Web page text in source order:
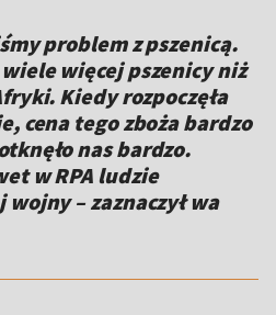
problem z pszenicą.
więcej pszenicy niż
Kiedy rozpoczęła
cena tego zboża bardzo
nas bardzo.
w RPA ludzie
– zaznaczył wa